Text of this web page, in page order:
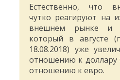
Естественно, что
чутко реагируют на
внешнем рынке и
который в августе
18.08.2018) уже
отношению к
отношению к евро.